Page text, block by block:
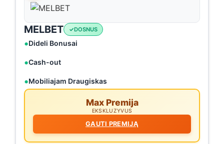
MELBET DOSNUS
Dideli Bonusai
Cash-out
Mobiliajam Draugiskas
Max Premija
EKSKLUZYVUS
GAUTI PREMIJĄ